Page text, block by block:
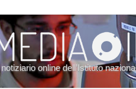
notiziario online dell’Istituto